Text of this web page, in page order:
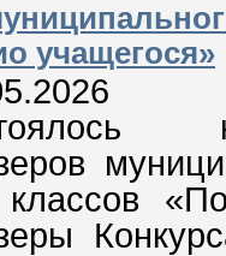
учащегося»